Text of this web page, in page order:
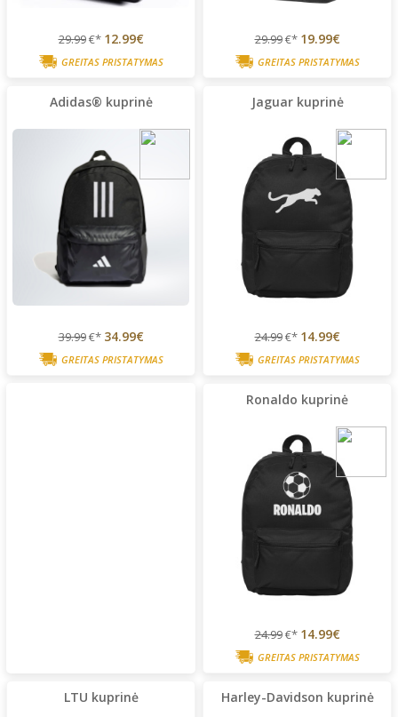
29.99€* 12.99€
GREITAS PRISTATYMAS
29.99€* 19.99€
GREITAS PRISTATYMAS
Adidas® kuprinė
39.99€* 34.99€
GREITAS PRISTATYMAS
Jaguar kuprinė
24.99€* 14.99€
GREITAS PRISTATYMAS
Ronaldo kuprinė
24.99€* 14.99€
GREITAS PRISTATYMAS
LTU kuprinė Harley-Davidson kuprinė